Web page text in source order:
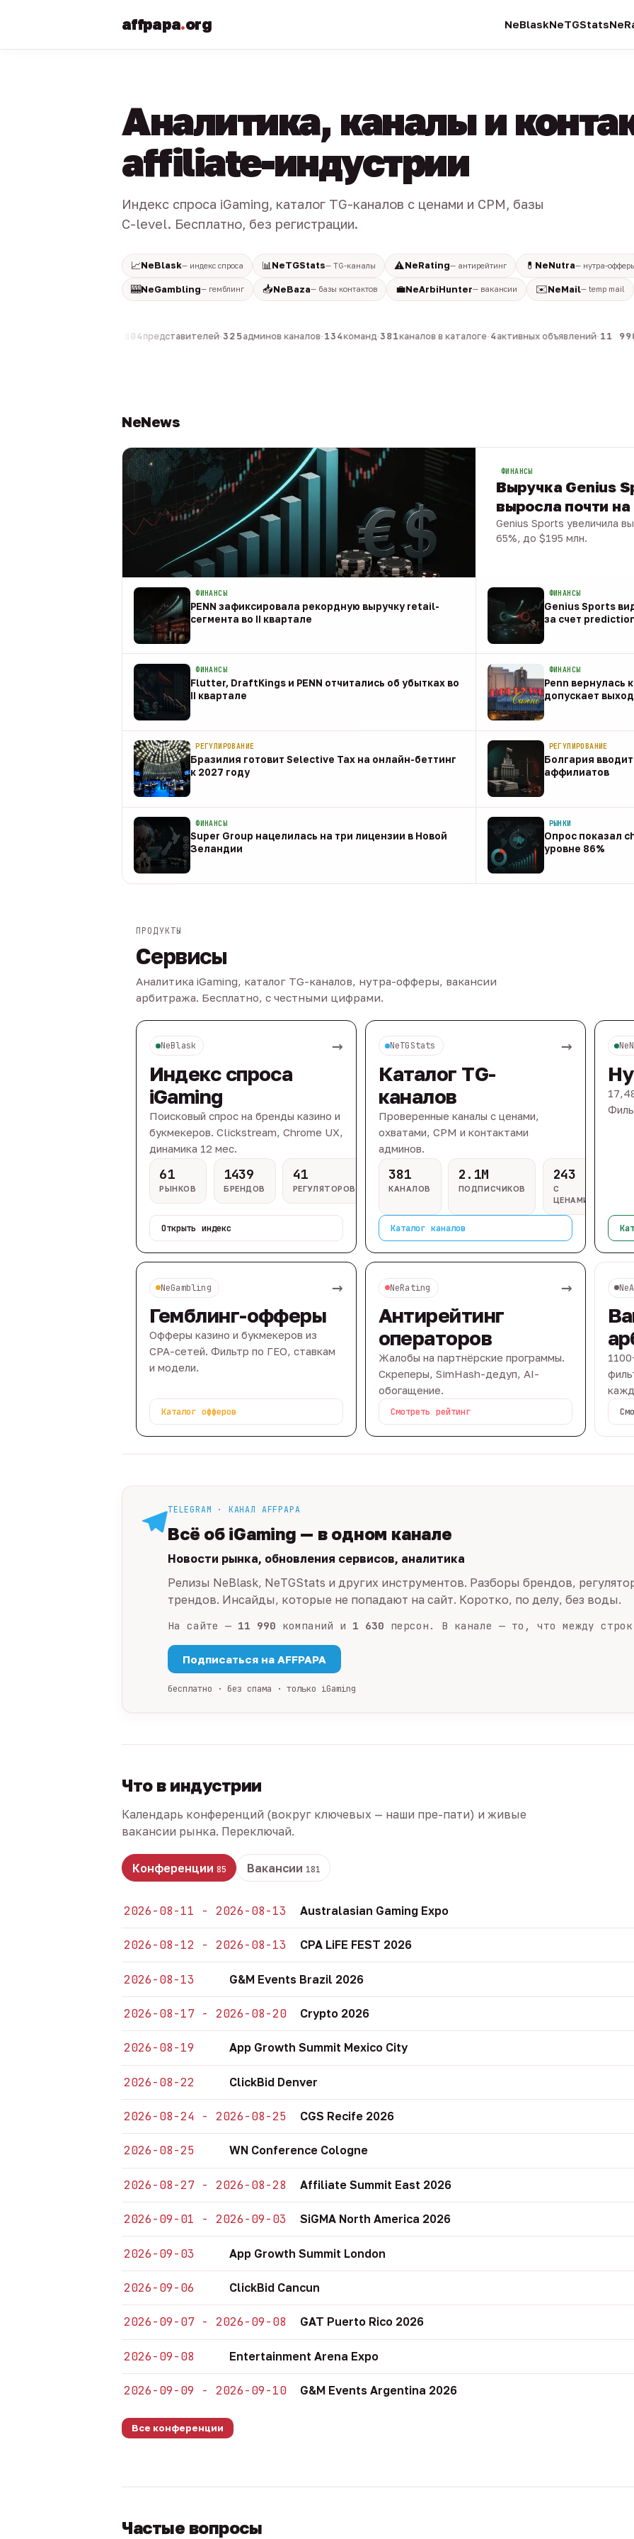
affpapa.org NeBlaskNeTGStats
Аналитика, каналы и
affiliate-индустрии
Индекс спроса iGaming, каталог TG-каналов с ценами и CPM, базы
C-level. Бесплатно, без регистрации.
📈NeBlask— индекс спроса 📊 NeTGStats— TG-каналы ⚠️NeRating— антирейтинг 💊 NeNutra— нутра-
🎰NeGambling— гемблинг 📥NeBaza— базы контактов 💼NeArbiHunter— вакансии ✉️NeMail— temp mail
804представителей·325админов каналов·134команд·381каналов в каталоге·4активных объявлений·11 990
NeNews
ФИНАНСЫ
Выручка Genius
выросла почти на
Genius Sports увеличила
65%, до $195 млн.
ФИНАНСЫ
PENN зафиксировала рекордную выручку retail-
сегмента во II квартале
ФИНАНСЫ
Genius Sports
за счет
08 авг
ФИНАНСЫ
Flutter, DraftKings и PENN отчитались об убытках во
II квартале
ФИНАНСЫ
Penn вернулась
допускает
08 авг
РЕГУЛИРОВАНИЕ
Бразилия готовит Selective Tax на онлайн-беттинг
к 2027 году
РЕГУЛИРОВАНИЕ
Болгария
аффилиатов
08 авг
ФИНАНСЫ
Super Group нацелилась на три лицензии в Новой
Зеландии
РЫНКИ
Опрос показал
уровне 86%
07 авг
ПРОДУКТЫ
Сервисы
Аналитика iGaming, каталог TG-каналов, нутра-офферы, вакансии
арбитража. Бесплатно, с честными цифрами.
NeBlask →
Индекс спроса
iGaming
Поисковый спрос на бренды казино и
букмекеров. Clickstream, Chrome UX,
динамика 12 мес.
61
РЫНКОВ
1439
БРЕНДОВ
41
РЕГУЛЯТОРОВ
Открыть индекс
NeTGStats →
Каталог TG-
каналов
Проверенные каналы с ценами,
охватами, CPM и контактами
админов.
381
КАНАЛОВ
2.1M
ПОДПИСЧИКОВ
243
С
ЦЕНАМИ
Каталог каналов
NeGambling →
Гемблинг-офферы
Офферы казино и букмекеров из
CPA-сетей. Фильтр по ГЕО, ставкам
и модели.
Каталог офферов
NeRating →
Антирейтинг
операторов
Жалобы на партнёрские программы.
Скреперы, SimHash-дедуп, AI-
обогащение.
Смотреть рейтинг
TELEGRAM · КАНАЛ AFFPAPA
Всё об iGaming — в одном канале
Новости рынка, обновления сервисов, аналитика
Релизы NeBlask, NeTGStats и других инструментов. Разборы брендов,
трендов. Инсайды, которые не попадают на сайт. Коротко, по делу, без воды.
На сайте — 11 990 компаний и 1 630 персон. В канале — то, что между
Подписаться на AFFPAPA
бесплатно · без спама · только iGaming
Что в индустрии
Календарь конференций (вокруг ключевых — наши пре-пати) и живые
вакансии рынка. Переключай.
Конференции 85 Вакансии 181
2026-08-11 - 2026-08-13 Australasian Gaming Expo
2026-08-12 - 2026-08-13 CPA LiFE FEST 2026
2026-08-13 G&M Events Brazil 2026
2026-08-17 - 2026-08-20 Crypto 2026
2026-08-19 App Growth Summit Mexico City
2026-08-22 ClickBid Denver
2026-08-24 - 2026-08-25 CGS Recife 2026
2026-08-25 WN Conference Cologne
2026-08-27 - 2026-08-28 Affiliate Summit East 2026
2026-09-01 - 2026-09-03 SiGMA North America 2026
2026-09-03 App Growth Summit London
2026-09-06 ClickBid Cancun
2026-09-07 - 2026-09-08 GAT Puerto Rico 2026
2026-09-08 Entertainment Arena Expo
2026-09-09 - 2026-09-10 G&M Events Argentina 2026
Все конференции
Частые вопросы